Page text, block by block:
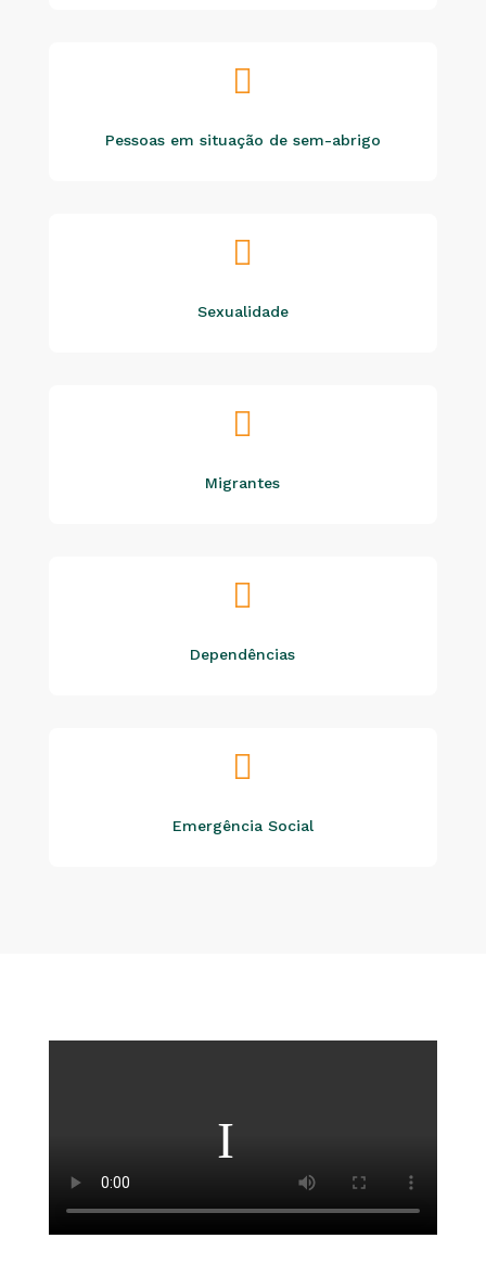

Pessoas em situação de sem-abrigo

Sexualidade

Migrantes

Dependências

Emergência Social